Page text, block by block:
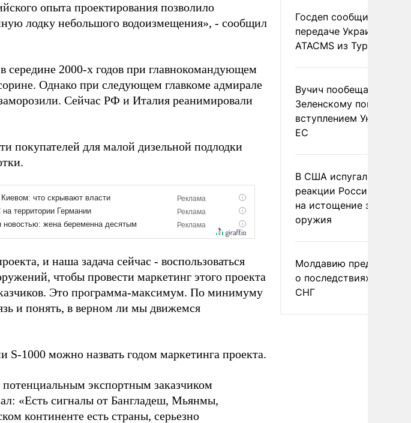
опыта проектирования позволило
лодку небольшого водоизмещения», - сообщил
в середине 2000-х годов при главнокомандующем
Однако при следующем главкоме адмирале
Сейчас РФ и Италия реанимировали
покупателей для малой дизельной подлодки
и наша задача сейчас - воспользоваться
чтобы провести маркетинг этого проекта
Это программа-максимум. По минимуму
и понять, в верном ли мы движемся
S-1000 можно назвать годом маркетинга проекта.
экспортным заказчиком
«Есть сигналы от Бангладеш, Мьянмы,
континенте есть страны, серьезно
Госдеп сообщил о
передаче Украине
ATACMS из Турции
Вучич пообещал
Зеленскому помочь со
вступлением Украины в
ЕС
В США испугались
реакции России и
на истощение запасов
оружия
Молдавию
о последствиях выхода
СНГ